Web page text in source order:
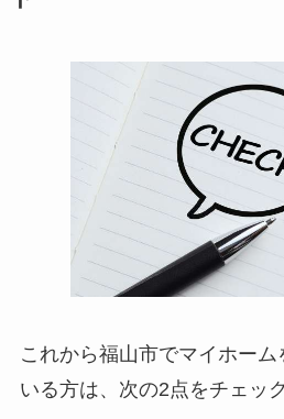
これから福山市でマイホー
いる方は、次の2点をチェッ